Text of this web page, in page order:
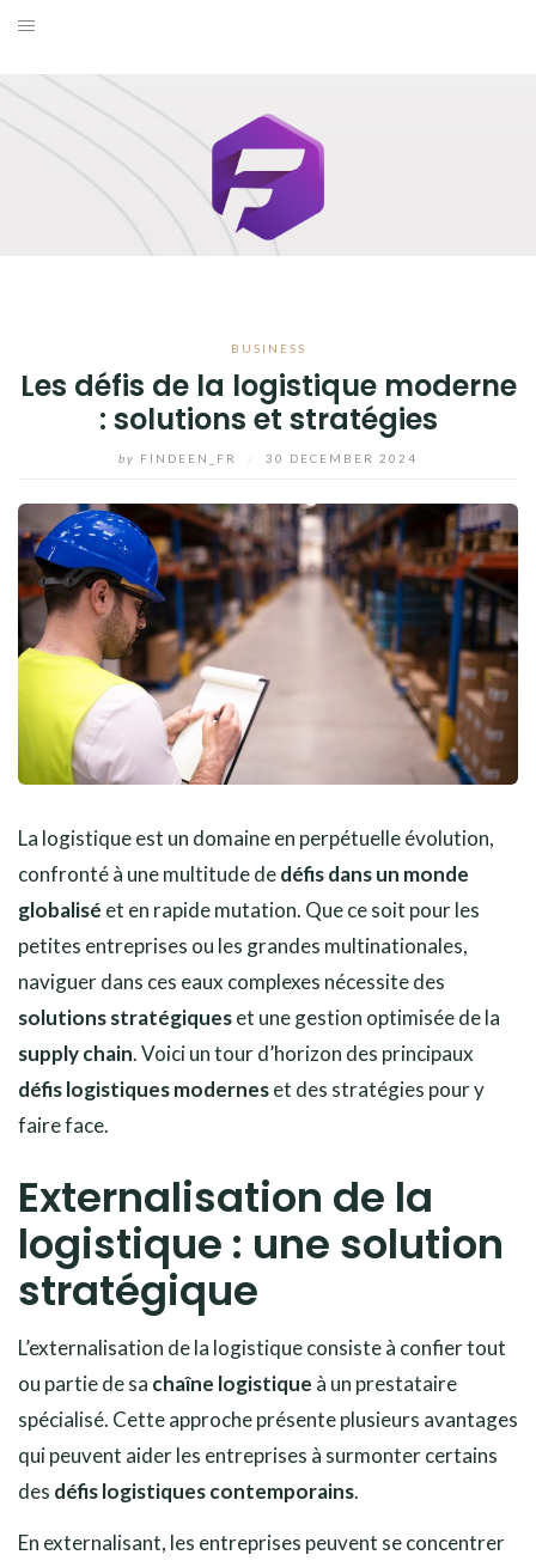
Skip
content
BUSINESS
Les défis de la logistique moderne
: solutions et stratégies
by FINDEEN_FR 30 DECEMBER 2024
La logistique est un domaine en perpétuelle évolution,
confronté à une multitude dedéfis dans un monde
globalisé et en rapide mutation. Que ce soit pour les
petites entreprises ou les grandes multinationales,
naviguer dans ces eaux complexes nécessite des
solutions stratégiqueset une gestion optimisée de la
supply chain. Voici un tour d’horizon des principaux
défis logistiques moderneset des stratégies pour y
faire face.
Externalisation de la
logistique : une solution
stratégique
L’externalisation de la logistique consiste à confier tout
ou partie de sa chaîne logistique à un prestataire
spécialisé. Cette approche présente plusieurs avantages
qui peuvent aider les entreprises à surmonter certains
des défis logistiques contemporains.
En externalisant, les entreprises peuvent se concentrer